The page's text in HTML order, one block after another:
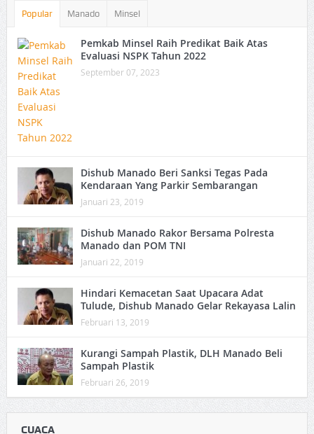
Popular Manado Minsel
Pemkab Minsel Raih Predikat Baik Atas
Evaluasi NSPK Tahun 2022
September 07, 2023
Dishub Manado Beri Sanksi Tegas Pada
Kendaraan Yang Parkir Sembarangan
Januari 23, 2019
Dishub Manado Rakor Bersama Polresta
Manado dan POM TNI
Januari 22, 2019
Hindari Kemacetan Saat Upacara Adat
Tulude, Dishub Manado Gelar Rekayasa Lalin
Februari 13, 2019
Kurangi Sampah Plastik, DLH Manado Beli
Sampah Plastik
Februari 26, 2019
CUACA